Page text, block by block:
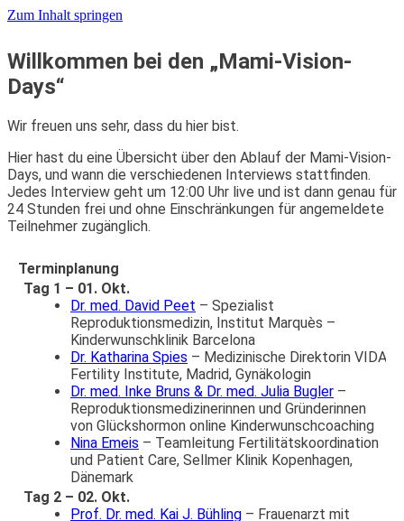
Zum Inhalt springen
Willkommen bei den „Mami-Vision-
Days“
Wir freuen uns sehr, dass du hier bist.
Hier hast du eine Übersicht über den Ablauf der Mami-Vision-
Days, und wann die verschiedenen Interviews stattfinden.
Jedes Interview geht um 12:00 Uhr live und ist dann genau für
24 Stunden frei und ohne Einschränkungen für angemeldete
Teilnehmer zugänglich.
Terminplanung
Tag 1 – 01. Okt.
Dr. med. David Peet – Spezialist
Reproduktionsmedizin, Institut Marquès –
Kinderwunschklinik Barcelona
Dr. Katharina Spies – Medizinische Direktorin VIDA
Fertility Institute, Madrid, Gynäkologin
Dr. med. Inke Bruns & Dr. med. Julia Bugler –
Reproduktionsmedizinerinnen und Gründerinnen
von Glückshormon online Kinderwunschcoaching
Nina Emeis – Teamleitung Fertilitätskoordination
und Patient Care, Sellmer Klinik Kopenhagen,
Dänemark
Tag 2 – 02. Okt.
Prof. Dr. med. Kai J. Bühling – Frauenarzt mit